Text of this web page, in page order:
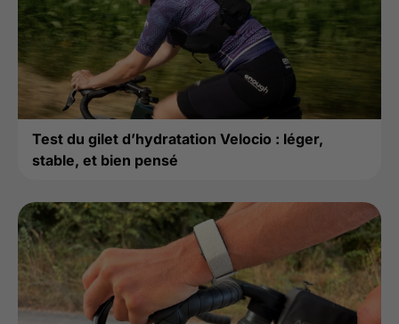
Test du gilet d’hydratation Velocio : léger,
stable, et bien pensé